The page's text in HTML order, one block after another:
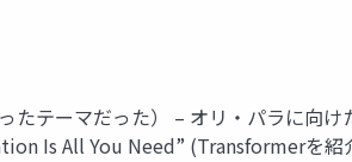
テーマだった） – オリ・パラに向
Is All You Need” (Transformerを紹